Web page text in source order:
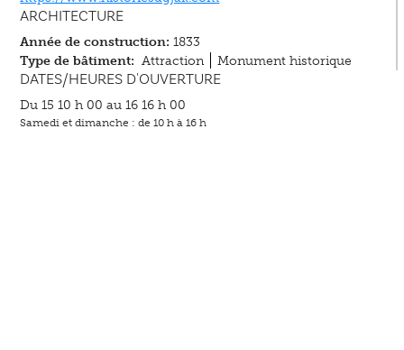
ARCHITECTURE
Année de construction: 1833
Type de bâtiment: Attraction Monument historique
DATES/HEURES D'OUVERTURE
Du 15 10 h 00 au 16 16 h 00
Samedi et dimanche : de 10 h à 16 h